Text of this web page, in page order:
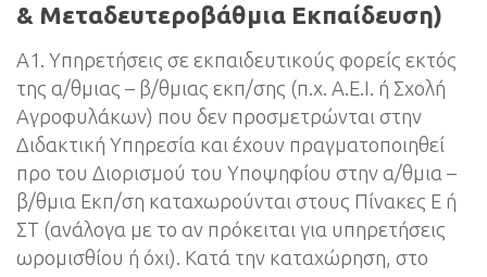
& Μεταδευτεροβάθμια Εκπαίδευση)
Α1. Υπηρετήσεις σε εκπαιδευτικούς φορείς εκτός
της α/θμιας – β/θμιας εκπ/σης (π.χ. Α.Ε.Ι. ή Σχολή
Αγροφυλάκων) που δεν προσμετρώνται στην
Διδακτική Υπηρεσία και έχουν πραγματοποιηθεί
προ του Διορισμού του Υποψηφίου στην α/θμια –
β/θμια Εκπ/ση καταχωρούνται στους Πίνακες Ε ή
ΣΤ (ανάλογα με το αν πρόκειται για υπηρετήσεις
ωρομισθίου ή όχι). Κατά την καταχώρηση, στο